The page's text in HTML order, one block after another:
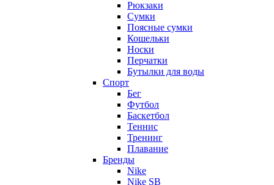
Рюкзаки
Сумки
Поясные сумки
Кошельки
Носки
Перчатки
Бутылки для воды
Спорт
Бег
Футбол
Баскетбол
Теннис
Тренинг
Плавание
Бренды
Nike
Nike SB